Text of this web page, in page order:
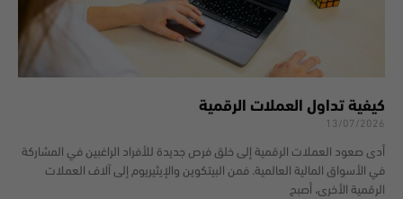
كيفية تداول العملات الرقمية
13/07/2026
أدى صعود العملات الرقمية إلى خلق فرص جديدة للأفراد الراغبين في المشاركة
في الأسواق المالية العالمية. فمن البيتكوين والإيثيريوم إلى آلاف العملات
الرقمية الأخرى، أصبح